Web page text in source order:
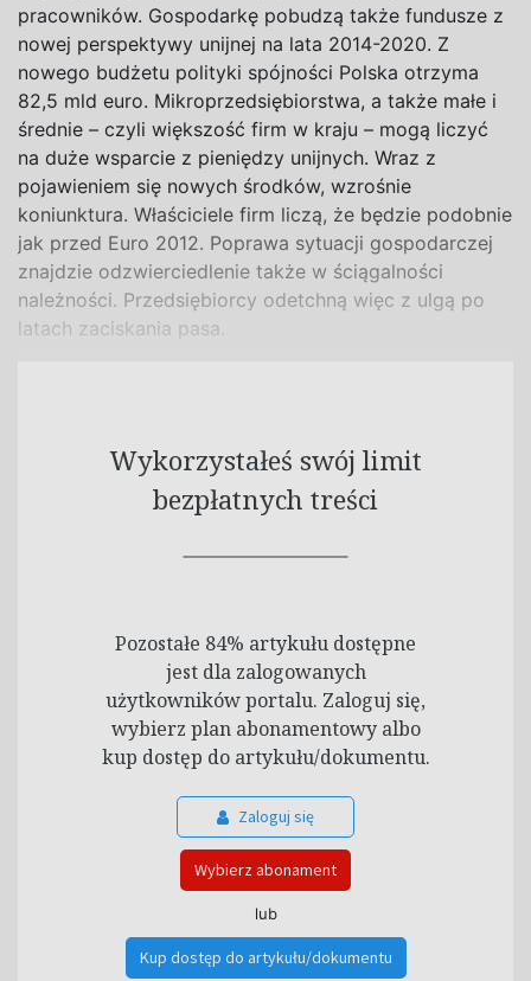
pracowników. Gospodarkę pobudzą także fundusze z
nowej perspektywy unijnej na lata 2014-2020. Z
nowego budżetu polityki spójności Polska otrzyma
82,5 mld euro. Mikroprzedsiębiorstwa, a także małe i
średnie – czyli większość firm w kraju – mogą liczyć
na duże wsparcie z pieniędzy unijnych. Wraz z
pojawieniem się nowych środków, wzrośnie
koniunktura. Właściciele firm liczą, że będzie podobnie
jak przed Euro 2012. Poprawa sytuacji gospodarczej
znajdzie odzwierciedlenie także w ściągalności
należności. Przedsiębiorcy odetchną więc z ulgą po
latach zaciskania pasa.
Wykorzystałeś swój limit
bezpłatnych treści
Pozostałe 84% artykułu dostępne
jest dla zalogowanych
użytkowników portalu. Zaloguj się,
wybierz plan abonamentowy albo
kup dostęp do artykułu/dokumentu.
Zaloguj się
Wybierz abonament
lub
Kup dostęp do artykułu/dokumentu